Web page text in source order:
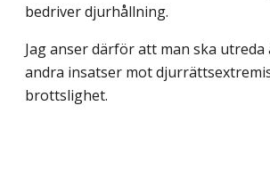
bedriver djurhållning.
Jag anser därför att man ska
andra insatser mot
brottslighet.